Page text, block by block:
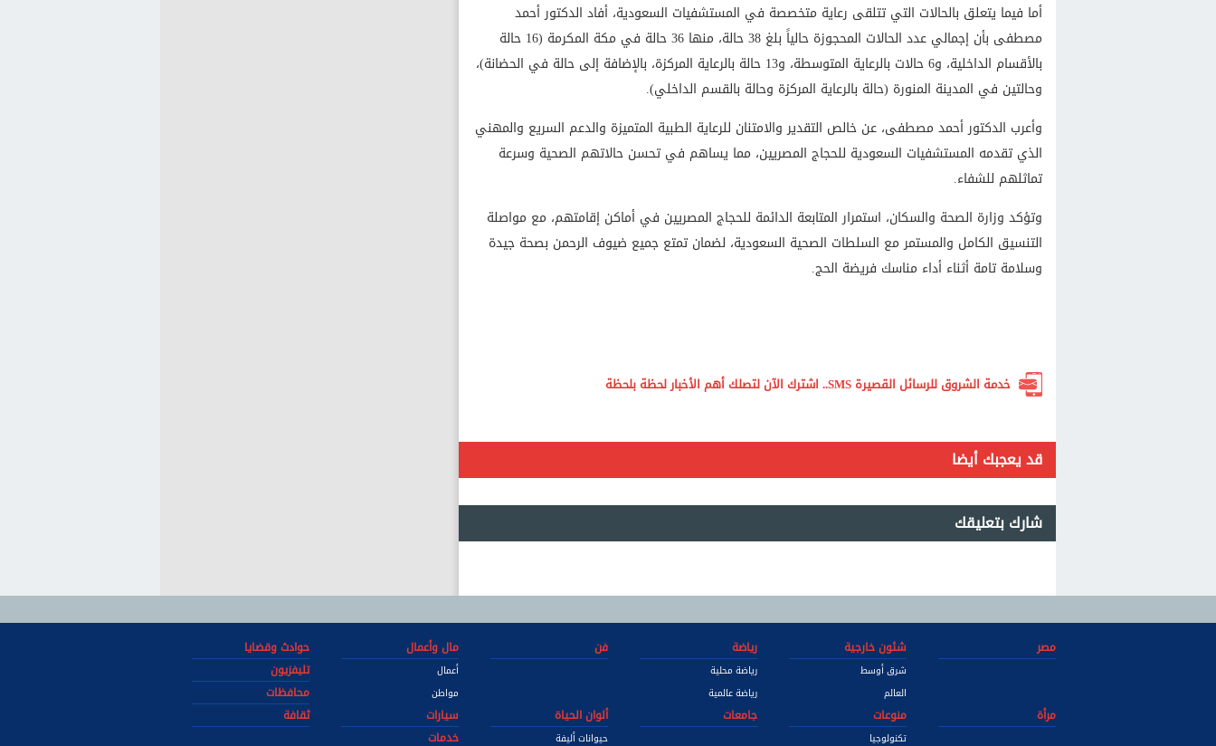
أما فيما يتعلق بالحالات التي تتلقى رعاية متخصصة في المستشفيات السعودية، أفاد الدكتور أحمد
مصطفى بأن إجمالي عدد الحالات المحجوزة حالياً بلغ 38 حالة، منها 36 حالة في مكة المكرمة (16 حالة
بالأقسام الداخلية، و6 حالات بالرعاية المتوسطة، و13 حالة بالرعاية المركزة، بالإضافة إلى حالة في الحضانة)،
وحالتين في المدينة المنورة (حالة بالرعاية المركزة وحالة بالقسم الداخلي).
وأعرب الدكتور أحمد مصطفى، عن خالص التقدير والامتنان للرعاية الطبية المتميزة والدعم السريع والمهني
الذي تقدمه المستشفيات السعودية للحجاج المصريين، مما يساهم في تحسن حالاتهم الصحية وسرعة
تماثلهم للشفاء.
وتؤكد وزارة الصحة والسكان، استمرار المتابعة الدائمة للحجاج المصريين في أماكن إقامتهم، مع مواصلة
التنسيق الكامل والمستمر مع السلطات الصحية السعودية، لضمان تمتع جميع ضيوف الرحمن بصحة جيدة
وسلامة تامة أثناء أداء مناسك فريضة الحج.
خدمة الشروق للرسائل القصيرة SMS.. اشترك الآن لتصلك أهم الأخبار لحظة بلحظة
قد يعجبك أيضا
شارك بتعليقك
مصر شئون خارجية
شرق أوسط
العالم
رياضة
رياضة محلية
رياضة عالمية
فن مال وأعمال
أعمال
مواطن
حوادث وقضايا
تليفزيون
محافظات
مرأة
منوعات
تكنولوجيا
جامعات ألوان الحياة
حيوانات أليفة
سيارات
ثقافة
خدمات